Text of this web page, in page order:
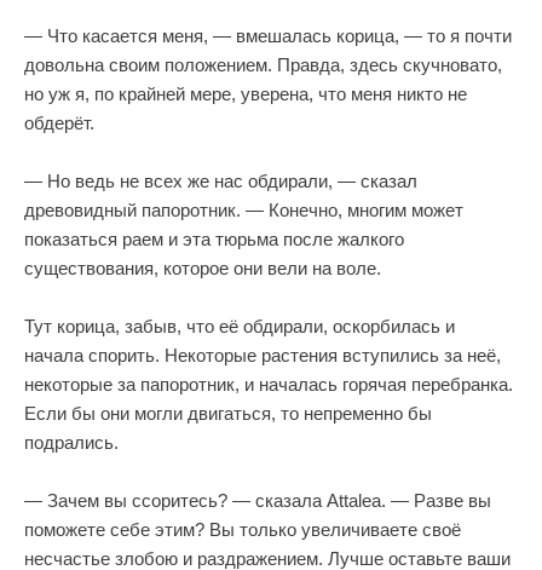
— Что касается меня, — вмешалась корица, — то я почти
довольна своим положением. Правда, здесь скучновато,
но уж я, по крайней мере, уверена, что меня никто не
обдерёт.
— Но ведь не всех же нас обдирали, — сказал
древовидный папоротник. — Конечно, многим может
показаться раем и эта тюрьма после жалкого
существования, которое они вели на воле.
Тут корица, забыв, что её обдирали, оскорбилась и
начала спорить. Некоторые растения вступились за неё,
некоторые за папоротник, и началась горячая перебранка.
Если бы они могли двигаться, то непременно бы
подрались.
— Зачем вы ссоритесь? — сказала Attalea. — Разве вы
поможете себе этим? Вы только увеличиваете своё
несчастье злобою и раздражением. Лучше оставьте ваши